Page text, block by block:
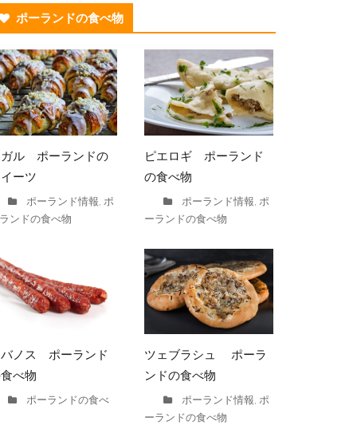
ポーランドの食べ物
ル ポーランドの
ーツ
ポーランド情報 ポ
ンドの食べ物
ピエロギ ポーランド
の食べ物
ポーランド情報 ポ
ーランドの食べ物
ノス ポーランド
べ物
ポーランドの食べ
ツェブラシュ ポーラ
ンドの食べ物
ポーランド情報,ポ
ーランドの食べ物